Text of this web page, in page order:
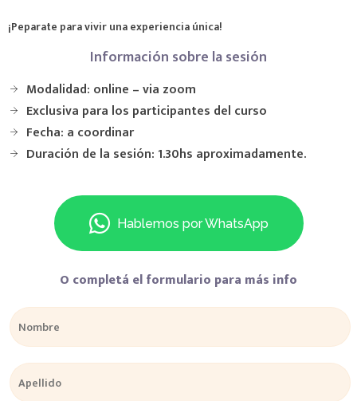
¡Peparate para vivir una experiencia única!
Información sobre la sesión
Modalidad: online – via zoom
Exclusiva para los participantes del curso
Fecha: a coordinar
Duración de la sesión: 1.30hs aproximadamente.
Hablemos por WhatsApp
O completá el formulario para más info